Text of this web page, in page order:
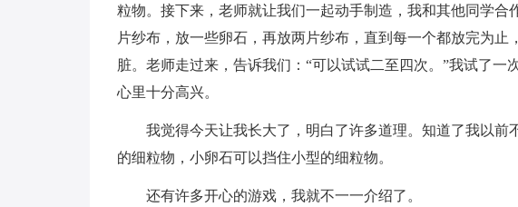
粒物。接下来，老师就让我们一起动手制造，我和其他同学合
片纱布，放一些卵石，再放两片纱布，直到每一个都放完为
脏。老师走过来，告诉我们：“可以试试二至四次。”我试了一
心里十分高兴。
我觉得今天让我长大了，明白了许多道理。知道了我以前
的细粒物，小卵石可以挡住小型的细粒物。
还有许多开心的游戏，我就不一一介绍了。